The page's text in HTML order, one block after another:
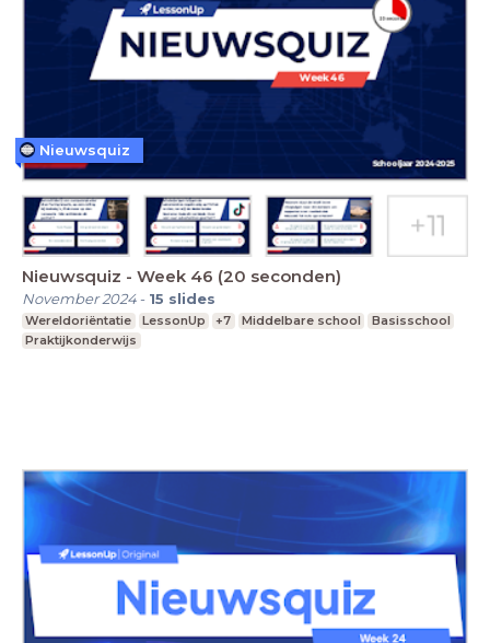
Nieuwsquiz - Week 46 (20 seconden)
November 2024- 15 slides
Wereldoriëntatie LessonUp +7 Middelbare school
Basisschool
Praktijkonderwijs
Nieuwsquiz